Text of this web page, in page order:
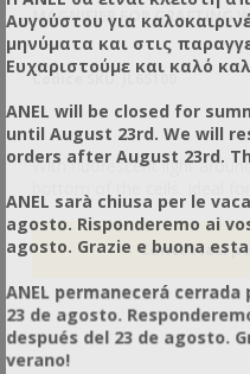
il
MAGNIFIER FOR GRAFTING
Codice SKU: JL65100
With fluorescent light
Αυγούστου για
μηνύματα και στις
Ευχαριστούμε και καλό
ANEL will be closed for
until August 23rd. We will
orders after August 23rd.
ANEL sarà chiusa per le
agosto. Risponderemo ai
agosto. Grazie e buona
ANEL permanecerá
23 de agosto.
después del 23 de agosto.
verano!